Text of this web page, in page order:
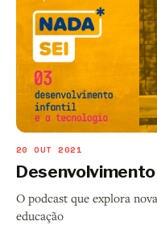
20 OUT 2021
O podcast que explora
educação